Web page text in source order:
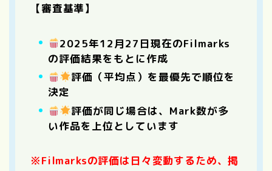
【審査基準】
2025年12月27日現在のFilmarks
の評価結果をもとに作成
評価（平均点）を最優先で順位を
決定
評価が同じ場合は、Mark数が多
い作品を上位としています
※Filmarksの評価は日々変動するため、掲